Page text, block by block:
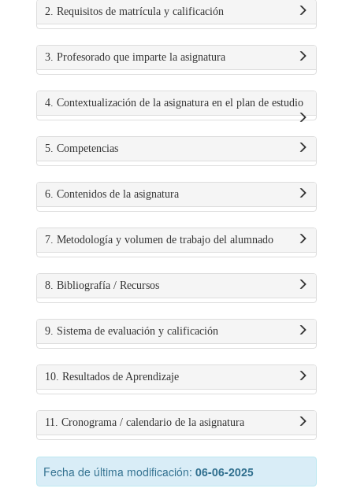
2. Requisitos de matrícula y calificación
3. Profesorado que imparte la asignatura
4. Contextualización de la asignatura en el plan de estudio
5. Competencias
6. Contenidos de la asignatura
7. Metodología y volumen de trabajo del alumnado
8. Bibliografía / Recursos
9. Sistema de evaluación y calificación
10. Resultados de Aprendizaje
11. Cronograma / calendario de la asignatura
Fecha de última modificación: 06-06-2025